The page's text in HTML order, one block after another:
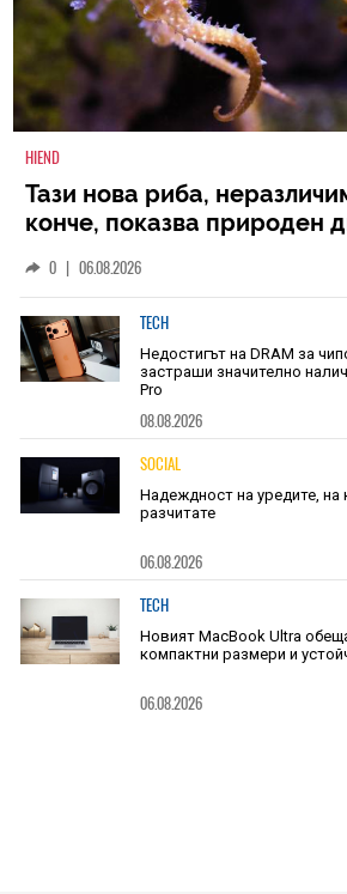
HIEND
Тази нова риба,
конче, показва природен
0 | 06.08.2026
TECH
Недостигът на DRAM за
застраши значително
Pro
08.08.2026
SOCIAL
Надеждност на уредите, на
разчитате
06.08.2026
TECH
Новият MacBook Ultra
компактни размери и
06.08.2026